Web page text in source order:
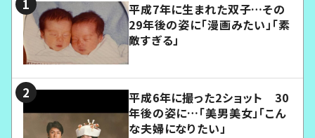
平成7年に生まれた双子…その
29年後の姿に「漫画みたい」「素
敵すぎる」
平成6年に撮った2ショット 30
年後の姿に…「美男美女」「こん
な夫婦になりたい」